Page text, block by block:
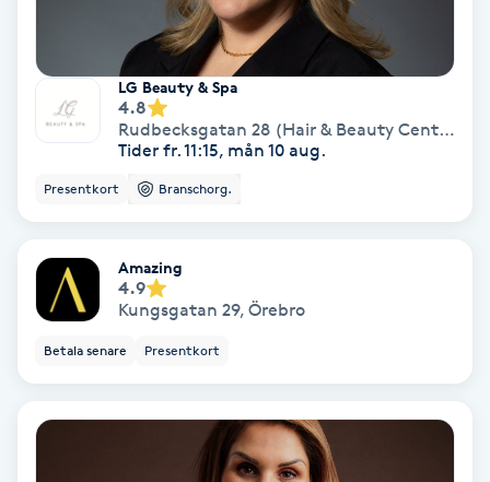
Ortopedi
Osteopati
Pedikyr
Permanent hårborttagning
LG Beauty & Spa
4.8
Rudbecksgatan 28 (Hair & Beauty Center)
Tider fr. 11:15, mån 10 aug.
Presentkort Branschorg.
Amazing
4.9
Kungsgatan 29, Örebro
Betala senare Presentkort